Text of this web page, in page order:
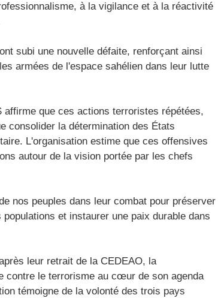
à la vigilance et à la réactivité
subi une nouvelle défaite, renforçant ainsi
armées de l'espace sahélien dans leur lutte
affirme que ces actions terroristes répétées,
consolider la détermination des États
L'organisation estime que ces offensives
autour de la vision portée par les chefs
nos peuples dans leur combat pour préserver
et instaurer une paix durable dans
leur retrait de la CEDEAO, la
contre le terrorisme au cœur de son agenda
témoigne de la volonté des trois pays